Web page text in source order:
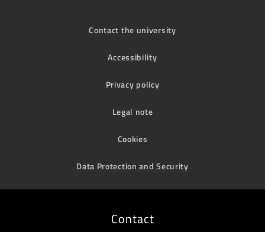
Contact the university
Accessibility
Privacy policy
Legal note
Cookies
Data Protection and Security
Contact